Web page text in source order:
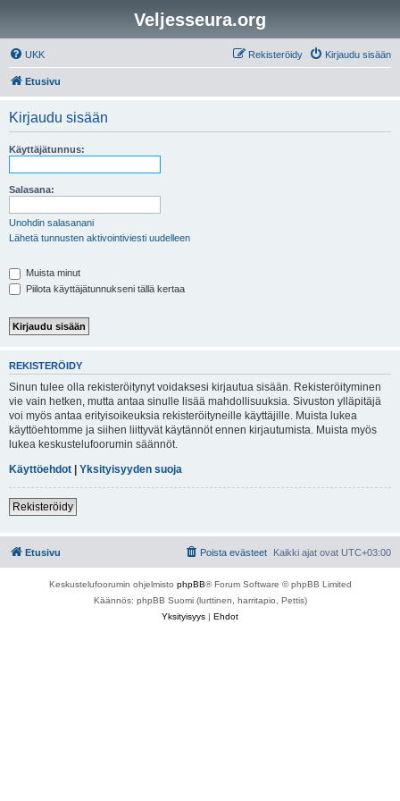
Veljesseura.org
UKK Kirjaudu sisään
Rekisteröidy
Etusivu
Kirjaudu sisään
Käyttäjätunnus:
Salasana:
Unohdin salasanani
Lähetä tunnusten aktivointiviesti uudelleen
Muista minut
Piilota käyttäjätunnukseni tällä kertaa
REKISTERÖIDY
Sinun tulee olla rekisteröitynyt voidaksesi kirjautua sisään. Rekisteröityminen
vie vain hetken, mutta antaa sinulle lisää mahdollisuuksia. Sivuston ylläpitäjä
voi myös antaa erityisoikeuksia rekisteröityneille käyttäjille. Muista lukea
käyttöehtomme ja siihen liittyvät käytännöt ennen kirjautumista. Muista myös
lukea keskustelufoorumin säännöt.
Käyttöehdot | Yksityisyyden suoja
Rekisteröidy
Etusivu Kaikki ajat ovat UTC+03:00
Poista evästeet
Keskustelufoorumin ohjelmisto phpBB® Forum Software © phpBB Limited
Käännös: phpBB Suomi (lurttinen, harritapio, Pettis)
Yksityisyys | Ehdot